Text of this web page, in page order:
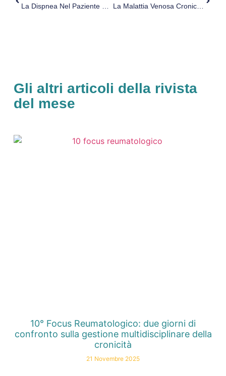
La Malattia Venosa Cronica – Dalla Terapia Alla Scleroterapia
Gli altri articoli della rivista
del mese
10° Focus Reumatologico: due giorni di
confronto sulla gestione multidisciplinare della
cronicità
21 Novembre 2025